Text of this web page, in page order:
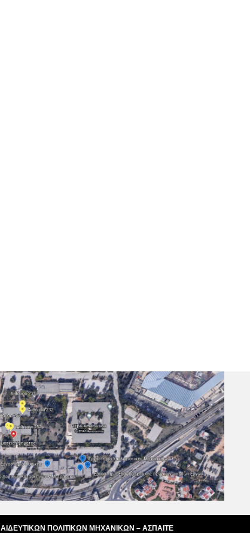
ΠΟΛΙΤΙΚΩΝ ΜΗΧΑΝΙΚΩΝ – ΑΣΠΑΙΤΕ